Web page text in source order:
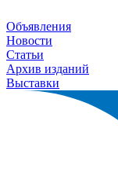
Объявления
Новости
Статьи
Архив изданий
Выставки